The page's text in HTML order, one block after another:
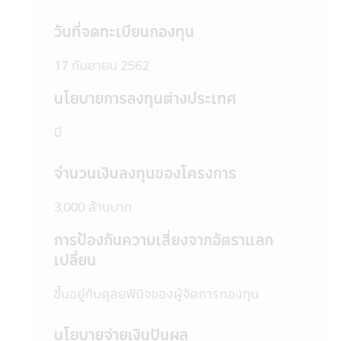
4. บริษัทจัดการอาจลงทุนในหลักทรัพย์ หรือ
ทรัพย์สินอื่นเพื่อบริษัทจัดการ เช่นเดียวกับที่
บริษัทจัดการลงทุนในหลักทรัพย์ หรือทรัพย์สิน
อื่นเพื่อกองทุนตามหลักเกณฑ์ที่สำนักงานคณะ
กรรมการ ก.ล.ต. กำหนด ทั้งนี้ผู้ที่สนใจจะลงทุน
ที่ต้องการทราบข้อมูลการลงทุนเพื่อบริษัท
จัดการในรายละเอียด สามารถขอดูข้อมูลได้ที่
ตั้งจากบริษัทจัดการทุกแห่ง และสำนักงานคณะ
กรรมการ ก.ล.ต.
5. ในบางกองทุนที่มีการลงทุนกระจุกตัวใน
กลุ่มอุตสาหกรรมใดอุตสาหกรรมหนึ่งหรือ
ประเทศใดประเทศหนึ่ง ผู้ลงทุนควรศึกษาข้อมูล
ในหนังสือชี้ชวนให้เข้าใจก่อนตัดสินใจลงทุน
6. ในกรณีที่มีเหตุการณ์ไม่ปกติ ผู้ลงทุนอาจไม่
ได้รับชำระเงินค่าขายคืนหน่วยลงทุนภายในระยะ
เวลาที่กำหนด หรืออาจไม่สามารถขายคืนหน่วย
ลงทุนได้ตามที่มีคำสั่งไว้ หรืออาจได้รับชำระเงิน
วันที่จดทะเบียนกองทุน
17 กันยายน 2562
นโยบายการลงทุนต่างประเทศ
มี
จำนวนเงินลงทุนของโครงการ
3,000 ล้านบาท
การป้องกันความเสี่ยงจากอัตราแลก
เปลี่ยน
ขึ้นอยู่กับดุลยพินิจของผู้จัดการกองทุน
นโยบายจ่ายเงินปันผล